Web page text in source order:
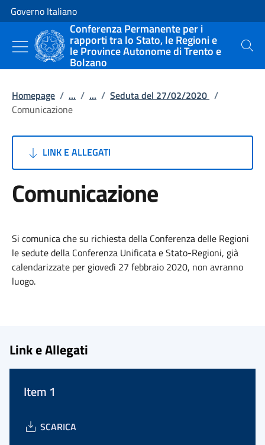
Vai al contenuto
Vai alla navigazione del sito
Governo Italiano
Conferenza Permanente per i
rapporti tra lo Stato, le Regioni e
le Province Autonome di Trento e
Bolzano
Cerca
Homepage / ... / ... / Seduta del 27/02/2020 /
Comunicazione
LINK E ALLEGATI
Comunicazione
Si comunica che su richiesta della Conferenza delle Regioni
le sedute della Conferenza Unificata e Stato-Regioni, già
calendarizzate per giovedì 27 febbraio 2020, non avranno
luogo.
Link e Allegati
Item 1
SCARICA